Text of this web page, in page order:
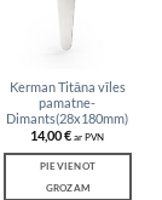
Kerman Titāna vīles
pamatne-
Dimants(28x180mm)
14,00€ ar PVN
PIEVIENOT
GROZAM